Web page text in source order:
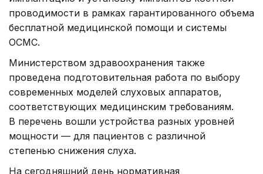
проводимости в рамках гарантированного объема
бесплатной медицинской помощи и системы
ОСМС.
Министерством здравоохранения также
проведена подготовительная работа по выбору
современных моделей слуховых аппаратов,
соответствующих медицинским требованиям.
В перечень вошли устройства разных уровней
мощности — для пациентов с различной
степенью снижения слуха.
На сегодняшний день нормативная